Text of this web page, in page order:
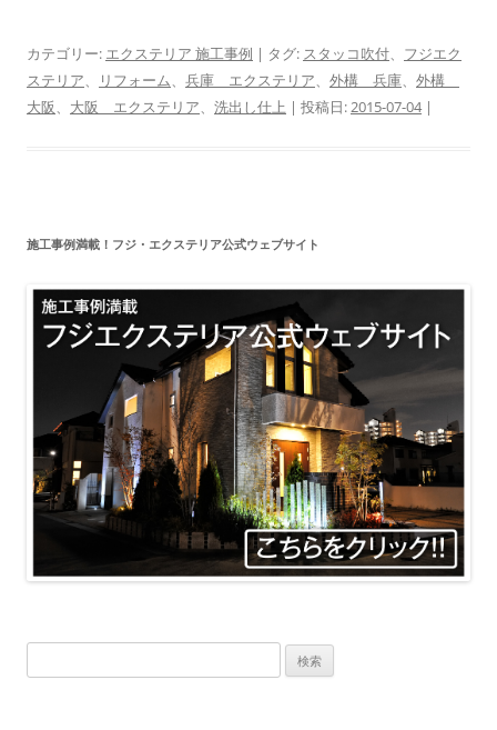
カテゴリー: エクステリア 施工事例 | タグ: スタッコ吹付、 フジエク
ステリア、 リフォーム、 兵庫 エクステリア、 外構 兵庫、 外構
大阪、 大阪 エクステリア、 洗出し仕上 | 投稿日:2015-07-04|
施工事例満載！フジ・エクステリア公式ウェブサイト
索: